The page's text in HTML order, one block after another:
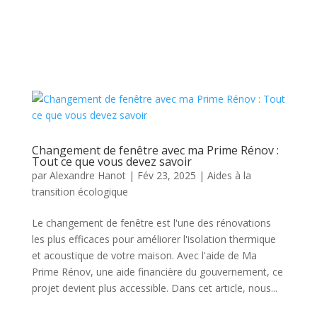
Changement de fenêtre avec ma Prime Rénov :
Tout ce que vous devez savoir
par Alexandre Hanot| Fév 23, 2025 | Aides à la
transition écologique
Le changement de fenêtre est l'une des rénovations
les plus efficaces pour améliorer l'isolation thermique
et acoustique de votre maison. Avec l'aide de Ma
Prime Rénov, une aide financière du gouvernement, ce
projet devient plus accessible. Dans cet article, nous...